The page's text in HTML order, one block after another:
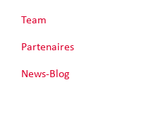
Team
Partenaires
News-Blog